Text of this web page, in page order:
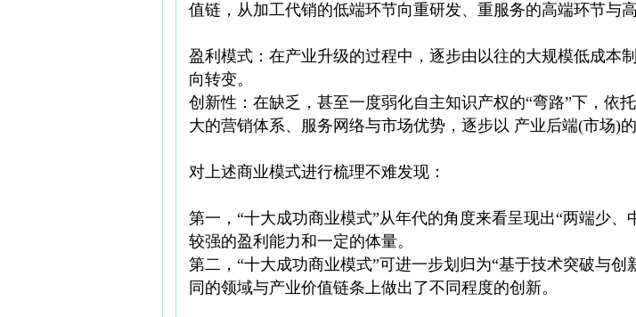
值链，从加工代销的低端环节向重研发、重服务的高端环节与
盈利模式：在产业升级的过程中，逐步由以往的大规模低成本
向转变。
创新性：在缺乏，甚至一度弱化自主知识产权的“弯路”下，依
大的营销体系、服务网络与市场优势，逐步以 产业后端(市场)
对上述商业模式进行梳理不难发现：
第一，“十大成功商业模式”从年代的角度来看呈现出“两端少
较强的盈利能力和一定的体量。
第二，“十大成功商业模式”可进一步划归为“基于技术突破与
同的领域与产业价值链条上做出了不同程度的创新。